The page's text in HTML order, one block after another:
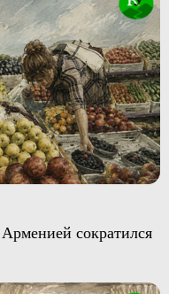
сократился